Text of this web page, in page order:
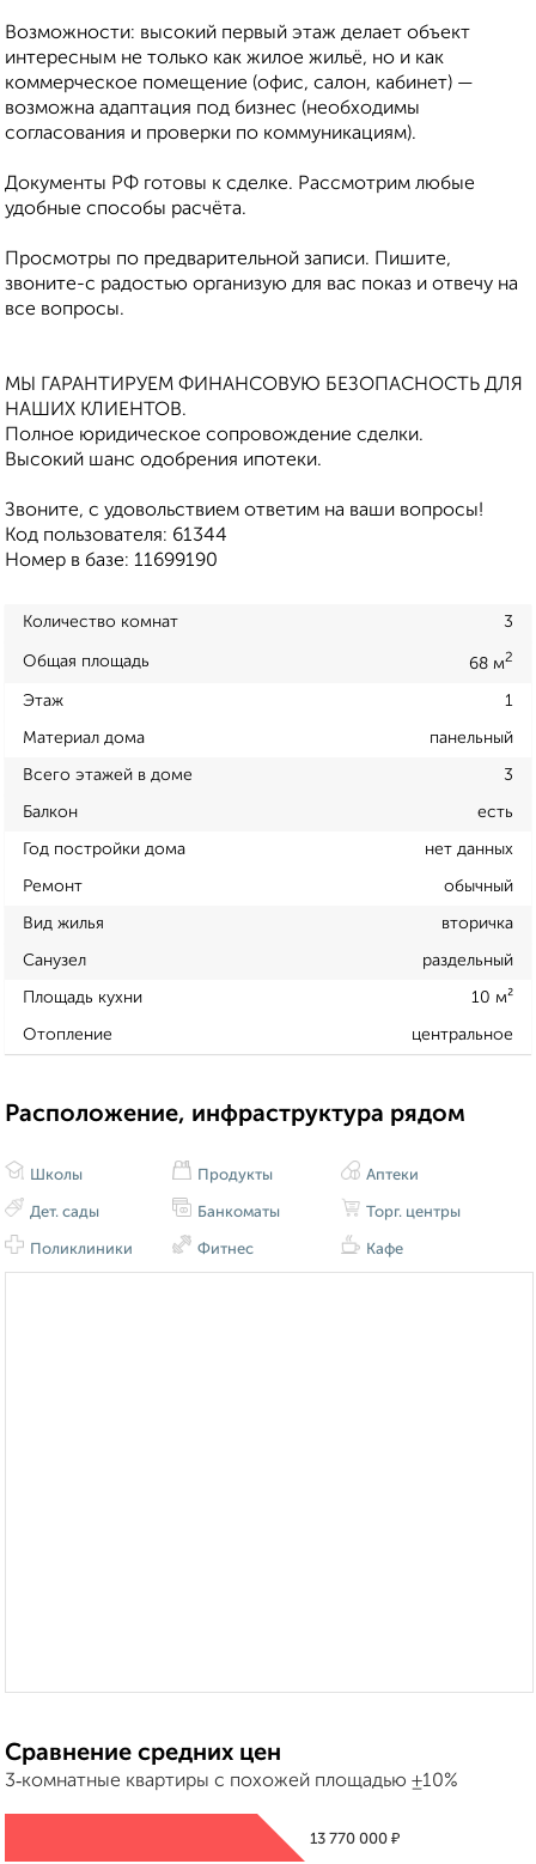
Возможности: высокий первый этаж делает объект
интересным не только как жилое жильё, но и как
коммерческое помещение (офис, салон, кабинет) —
возможна адаптация под бизнес (необходимы
согласования и проверки по коммуникациям).
Документы РФ готовы к сделке. Рассмотрим любые
удобные способы расчёта.
Просмотры по предварительной записи. Пишите,
звоните-с радостью организую для вас показ и отвечу на
все вопросы.
МЫ ГАРАНТИРУЕМ ФИНАНСОВУЮ БЕЗОПАСНОСТЬ ДЛЯ
НАШИХ КЛИЕНТОВ.
Полное юридическое сопровождение сделки.
Высокий шанс одобрения ипотеки.
Звоните, с удовольствием ответим на ваши вопросы!
Код пользователя: 61344
Номер в базе: 11699190
Количество комнат 3
Общая площадь 68 м2
Этаж 1
Материал дома панельный
Всего этажей в доме 3
Балкон есть
Год постройки дома нет данных
Ремонт обычный
Вид жилья вторичка
Санузел раздельный
Площадь кухни 10 м²
Отопление центральное
Расположение, инфраструктура рядом
Школы
Дет. сады
Поликлиники
Продукты
Банкоматы
Фитнес
Аптеки
Торг. центры
Кафе
Сравнение средних цен
3‑комнатные квартиры с похожей площадью ±10%
13 770 000₽